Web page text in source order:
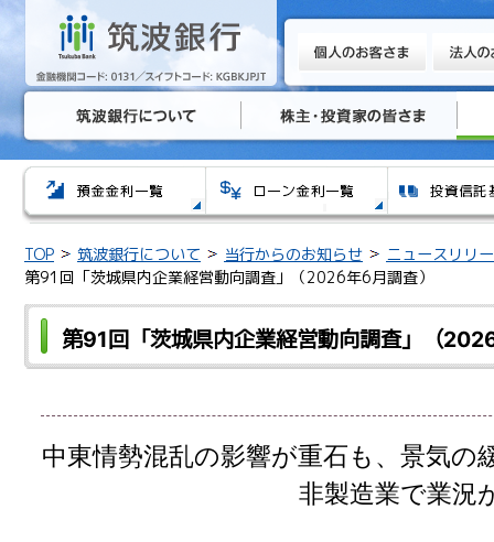
TOP 筑波銀行について 当行からのお知らせ
ニュースリリ
第91回「茨城県内企業経営動向調査」（2026年6月調査）
第91回「茨城県内企業経営動向調査」（
中東情勢混乱の影響が重石も、景気の
非製造業で業況